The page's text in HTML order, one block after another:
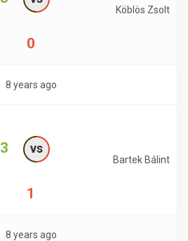
0
Köblös Zsolt
8 years ago
3 vs
1
Bartek Bálint
8 years ago